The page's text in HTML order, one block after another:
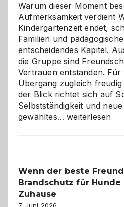
Warum dieser Moment
Aufmerksamkeit verdient
Kindergartenzeit endet,
Familien und
entscheidendes Kapitel.
die Gruppe sind
Vertrauen entstanden.
Übergang zugleich
der Blick richtet sich auf
Selbstständigkeit und
gewähltes…Abschied
und
herzlich
weiterlesen
Wenn der beste
Brandschutz für
Zuhause